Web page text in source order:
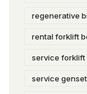
regenerative
rental forklift
service forklift
service genset